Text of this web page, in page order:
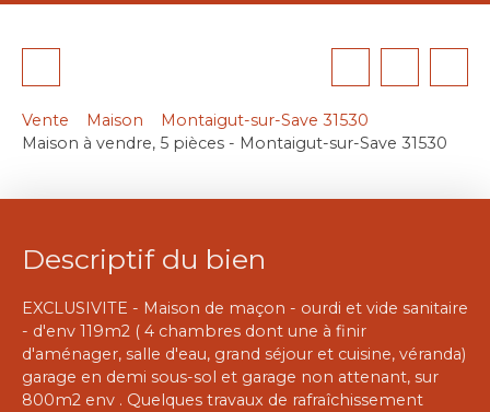
Vente Maison
Montaigut-sur-Save 31530
Maison à vendre, 5 pièces - Montaigut-sur-Save 31530
Descriptif du bien
EXCLUSIVITE - Maison de maçon - ourdi et vide sanitaire
- d'env 119m2 ( 4 chambres dont une à finir
d'aménager, salle d'eau, grand séjour et cuisine, véranda)
garage en demi sous-sol et garage non attenant, sur
800m2 env . Quelques travaux de rafraîchissement